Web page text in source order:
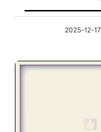
2025-12-17